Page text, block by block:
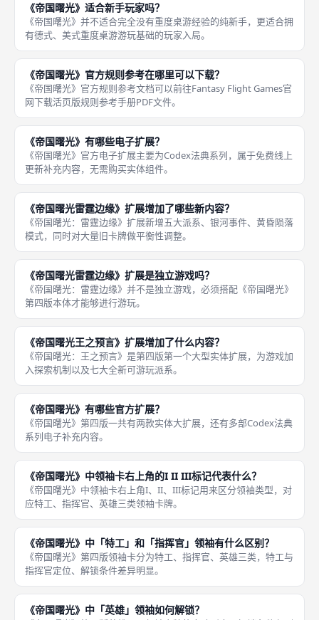
《帝国曙光》适合新手玩家吗？
《帝国曙光》并不适合完全没有重度桌游经验的纯新手，更适合拥
有德式、美式重度桌游游玩基础的玩家入局。
《帝国曙光》官方规则参考在哪里可以下载？
《帝国曙光》官方规则参考文档可以前往Fantasy Flight Games官
网下载活页版规则参考手册PDF文件。
《帝国曙光》有哪些电子扩展？
《帝国曙光》官方电子扩展主要为Codex法典系列，属于免费线上
更新补充内容，无需购买实体组件。
《帝国曙光雷霆边缘》扩展增加了哪些新内容？
《帝国曙光：雷霆边缘》扩展新增五大派系、银河事件、黄昏陨落
模式，同时对大量旧卡牌做平衡性调整。
《帝国曙光雷霆边缘》扩展是独立游戏吗？
《帝国曙光：雷霆边缘》并不是独立游戏，必须搭配《帝国曙光》
第四版本体才能够进行游玩。
《帝国曙光王之预言》扩展增加了什么内容？
《帝国曙光：王之预言》是第四版第一个大型实体扩展，为游戏加
入探索机制以及七大全新可游玩派系。
《帝国曙光》有哪些官方扩展？
《帝国曙光》第四版一共有两款实体大扩展，还有多部Codex法典
系列电子补充内容。
《帝国曙光》中领袖卡右上角的I II III标记代表什么？
《帝国曙光》中领袖卡右上角I、II、III标记用来区分领袖类型，对
应特工、指挥官、英雄三类领袖卡牌。
《帝国曙光》中「特工」和「指挥官」领袖有什么区别？
《帝国曙光》第四版领袖卡分为特工、指挥官、英雄三类，特工与
指挥官定位、解锁条件差异明显。
《帝国曙光》中「英雄」领袖如何解锁？